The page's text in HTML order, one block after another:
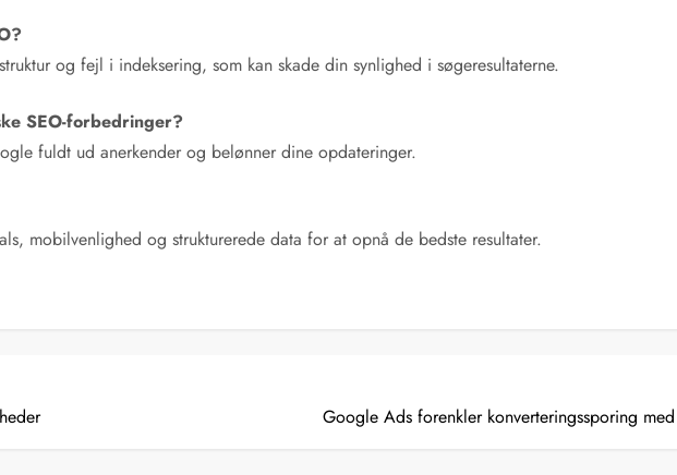
og fejl i indeksering, som kan skade din synlighed i søgeresultaterne.
SEO-forbedringer?
fuldt ud anerkender og belønner dine opdateringer.
mobilvenlighed og strukturerede data for at opnå de bedste resultater.
Google Ads forenkler konverteringssporing